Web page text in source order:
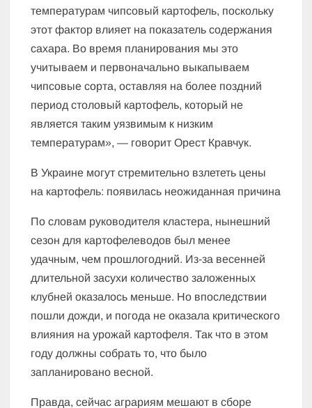
температурам чипсовый картофель, поскольку
этот фактор влияет на показатель содержания
сахара. Во время планирования мы это
учитываем и первоначально выкапываем
чипсовые сорта, оставляя на более поздний
период столовый картофель, который не
является таким уязвимым к низким
температурам», — говорит Орест Кравчук.
В Украине могут стремительно взлететь цены
на картофель: появилась неожиданная причина
По словам руководителя кластера, нынешний
сезон для картофелеводов был менее
удачным, чем прошлогодний. Из-за весенней
длительной засухи количество заложенных
клубней оказалось меньше. Но впоследствии
пошли дожди, и погода не оказала критического
влияния на урожай картофеля. Так что в этом
году должны собрать то, что было
запланировано весной.
Правда, сейчас аграриям мешают в сборе